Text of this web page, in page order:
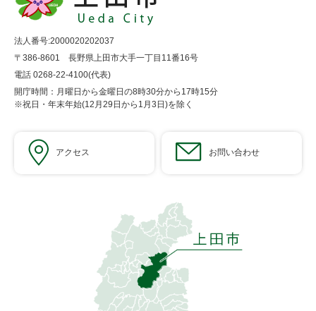
法人番号:2000020202037
〒386-8601 長野県上田市大手一丁目11番16号
電話 0268-22-4100(代表)
開庁時間：月曜日から金曜日の8時30分から17時15分
※祝日・年末年始(12月29日から1月3日)を除く
アクセス お問い合わせ